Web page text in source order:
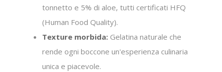
tonnetto e 5% di aloe, tutti certificati HFQ
(Human Food Quality).
Texture morbida: Gelatina naturale che
rende ogni boccone un'esperienza culinaria
unica e piacevole.